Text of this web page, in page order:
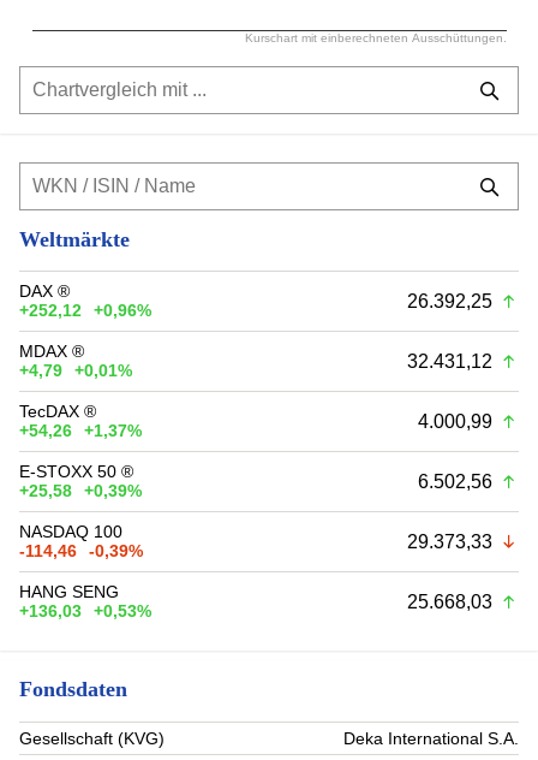
Kurschart mit einberechneten Ausschüttungen.
Weltmärkte
DAX ®
+252,12
+0,96% 26.392,25
MDAX ®
+4,79
+0,01% 32.431,12
TecDAX ®
+54,26
+1,37% 4.000,99
E-STOXX 50 ®
+25,58
+0,39% 6.502,56
NASDAQ 100
-114,46
-0,39% 29.373,33
HANG SENG
+136,03
+0,53% 25.668,03
Fondsdaten
Gesellschaft (KVG)
Deka International S.A.